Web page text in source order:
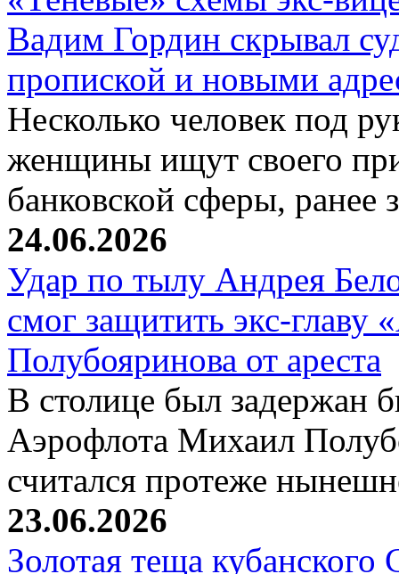
Вадим Гордин скрывал
пропиской и новыми
Несколько человек под
женщины ищут своего
банковской сферы,
24.06.2026
Удар по тылу Андрея
смог защитить экс-
Полубояринова от ареста
В столице был задержан
Аэрофлота Михаил
считался протеже
23.06.2026
Золотая теща